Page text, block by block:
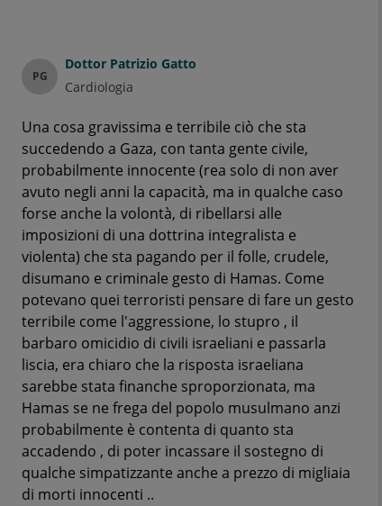
PG
Dottor Patrizio Gatto
Cardiologia
Una cosa gravissima e terribile ciò che sta
succedendo a Gaza, con tanta gente civile,
probabilmente innocente (rea solo di non aver
avuto negli anni la capacità, ma in qualche caso
forse anche la volontà, di ribellarsi alle
imposizioni di una dottrina integralista e
violenta) che sta pagando per il folle, crudele,
disumano e criminale gesto di Hamas. Come
potevano quei terroristi pensare di fare un gesto
terribile come l'aggressione, lo stupro , il
barbaro omicidio di civili israeliani e passarla
liscia, era chiaro che la risposta israeliana
sarebbe stata finanche sproporzionata, ma
Hamas se ne frega del popolo musulmano anzi
probabilmente è contenta di quanto sta
accadendo , di poter incassare il sostegno di
qualche simpatizzante anche a prezzo di migliaia
di morti innocenti ..